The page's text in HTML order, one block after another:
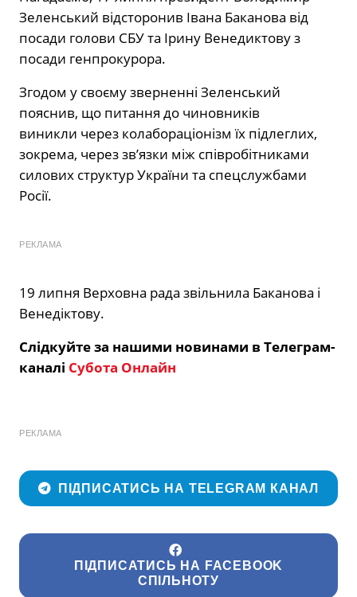
Зеленський відсторонив Івана Баканова від
посади голови СБУ та Ірину Венедиктову з
посади генпрокурора.
Згодом у своєму зверненні Зеленський
пояснив, що питання до чиновників
виникли через колабораціонізм їх підлеглих,
зокрема, через зв’язки між співробітниками
силових структур України та спецслужбами
Росії.
РЕКЛАМА
19 липня Верховна рада звільнила Баканова і
Венедіктову.
Слідкуйте за нашими новинами в Телеграм-
каналі Субота Онлайн
РЕКЛАМА
ПІДПИСАТИСЬ НА TELEGRAM КАНАЛ
ПІДПИСАТИСЬ НА FACEBOOK
СПІЛЬНОТУ